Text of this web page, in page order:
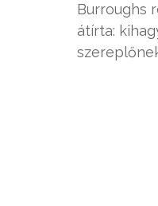
Burroughs
átírta: